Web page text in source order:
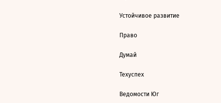
Устойчивое развитие
Право
Думай
Техуспех
Ведомости Юг